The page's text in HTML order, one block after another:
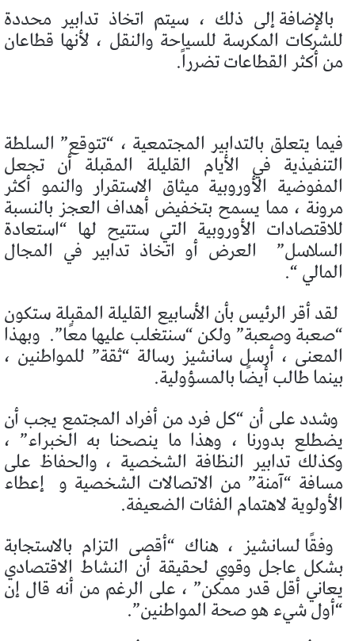
بالإضافة إلى ذلك ، سيتم اتخاذ تدابير محددة
للشركات المكرسة للسياحة والنقل ، لأنها قطاعان
من أكثر القطاعات تضرراً.
فيما يتعلق بالتدابير المجتمعية ، “تتوقع” السلطة
التنفيذية في الأيام القليلة المقبلة أن تجعل
المفوضية الأوروبية ميثاق الاستقرار والنمو أكثر
مرونة ، مما يسمح بتخفيض أهداف العجز بالنسبة
للاقتصادات الأوروبية التي ستتيح لها “استعادة
السلاسل” العرض أو اتخاذ تدابير في المجال
المالي “.
لقد أقر الرئيس بأن الأسابيع القليلة المقبلة ستكون
“صعبة وصعبة” ولكن “سنتغلب عليها معًا”. وبهذا
المعنى ، أرسل سانشيز رسالة “ثقة” للمواطنين ،
بينما طالب أيضًا بالمسؤولية.
وشدد على أن “كل فرد من أفراد المجتمع يجب أن
يضطلع بدورنا ، وهذا ما ينصحنا به الخبراء” ،
وكذلك تدابير النظافة الشخصية ، والحفاظ على
مسافة “آمنة” من الاتصالات الشخصية و إعطاء
الأولوية لاهتمام الفئات الضعيفة.
وفقًا لسانشيز ، هناك “أقصى التزام بالاستجابة
بشكل عاجل وقوي لحقيقة أن النشاط الاقتصادي
يعاني أقل قدر ممكن” ، على الرغم من أنه قال إن
“أول شيء هو صحة المواطنين”.